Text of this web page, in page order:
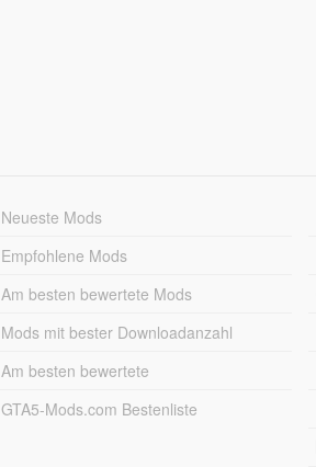
Neueste Mods
Empfohlene Mods
Am besten bewertete Mods
Mods mit bester Downloadanzahl
Am besten bewertete
GTA5-Mods.com Bestenliste